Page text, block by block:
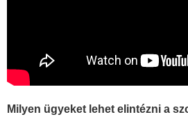
Milyen ügyeket lehet elintézni a